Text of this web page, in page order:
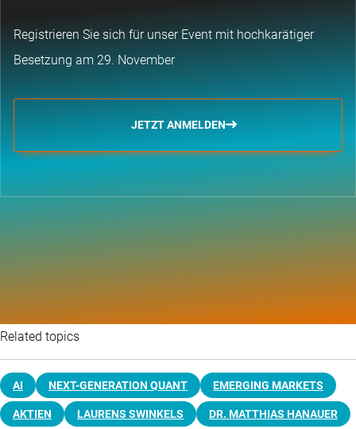
Registrieren Sie sich für unser Event mit hochkarätiger
Besetzung am 29. November
JETZT ANMELDEN
Related topics
AI NEXT-GENERATION QUANT EMERGING MARKETS
AKTIEN LAURENS SWINKELS DR. MATTHIAS HANAUER